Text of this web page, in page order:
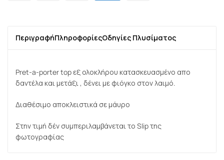
ΠεριγραφήΠληροφορίεςΟδηγίες Πλυσίματος
Pret-a-porter top εξ ολοκλήρου κατασκευασμένο απο
δαντέλα και μετάξι , δένει με φιόγκο στον λαιμό.
Διαθέσιμο αποκλειστικά σε μάυρο
Στην τιμή δέν συμπεριλαμβάνεται το Slip της
φωτογραφίας